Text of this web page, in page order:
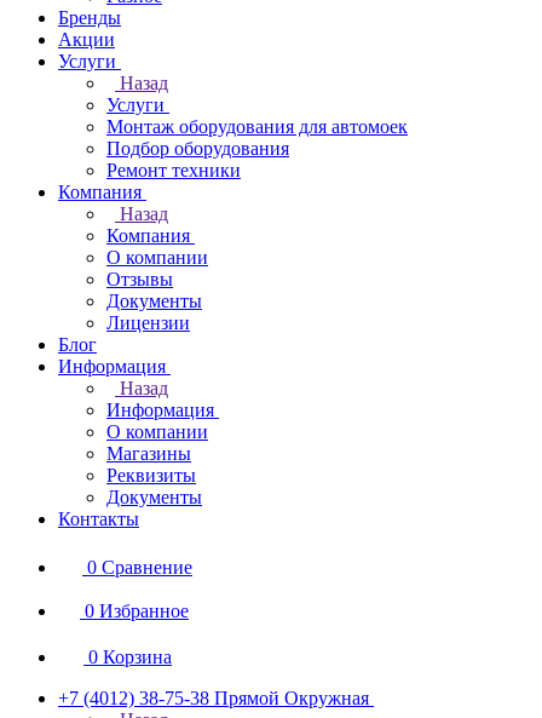
Бренды
Акции
Услуги
Назад
Услуги
Монтаж оборудования для автомоек
Подбор оборудования
Ремонт техники
Компания
Назад
Компания
О компании
Отзывы
Документы
Лицензии
Блог
Информация
Назад
Информация
О компании
Магазины
Реквизиты
Документы
Контакты
0 Сравнение
0 Избранное
0 Корзина
+7 (4012) 38-75-38 Прямой Окружная